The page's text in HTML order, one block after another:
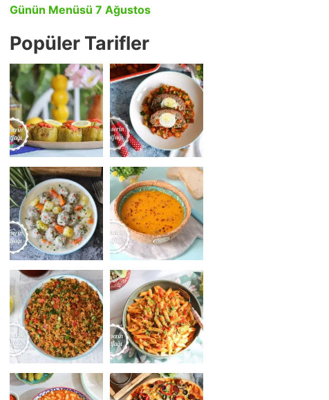
Günün Menüsü 7 Ağustos
Popüler Tarifler